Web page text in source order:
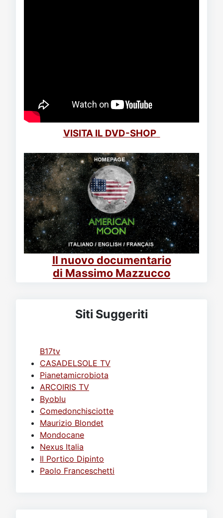
VISITA IL DVD-SHOP
Il nuovo documentario
di Massimo Mazzucco
Siti Suggeriti
B17tv
CASADELSOLE TV
Pianetamicrobiota
ARCOIRIS TV
Byoblu
Comedonchisciotte
Maurizio Blondet
Mondocane
Nexus Italia
Il Portico Dipinto
Paolo Franceschetti